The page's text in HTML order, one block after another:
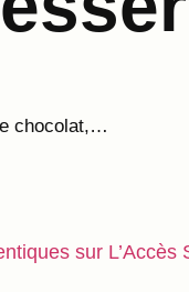
chocolat,…
sur L’Accès